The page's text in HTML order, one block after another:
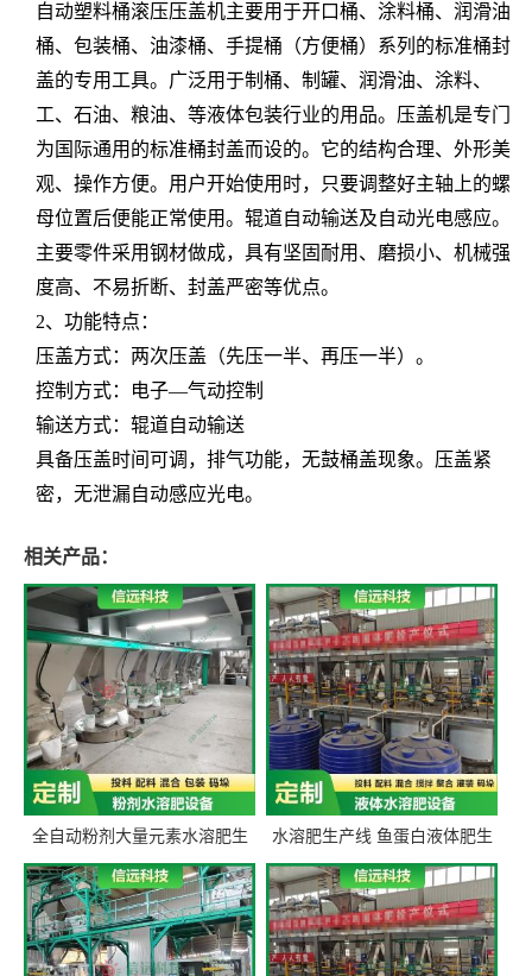
自动塑料桶滚压压盖机主要用于开口桶、涂料桶、润滑油
桶、包装桶、油漆桶、手提桶（方便桶）系列的标准桶封
盖的专用工具。广泛用于制桶、制罐、润滑油、涂料、
工、石油、粮油、等液体包装行业的用品。压盖机是专门
为国际通用的标准桶封盖而设的。它的结构合理、外形美
观、操作方便。用户开始使用时，只要调整好主轴上的螺
母位置后便能正常使用。辊道自动输送及自动光电感应。
主要零件采用钢材做成，具有坚固耐用、磨损小、机械强
度高、不易折断、封盖严密等优点。
2、功能特点：
压盖方式：两次压盖（先压一半、再压一半）。
控制方式：电子—气动控制
输送方式：辊道自动输送
具备压盖时间可调，排气功能，无鼓桶盖现象。压盖紧
密，无泄漏自动感应光电。
相关产品：
全自动粉剂大量元素水溶肥生
产设备 信远科技肥料生产设备
源头厂家
水溶肥生产线 鱼蛋白液体肥生
产设备 氨基酸液态肥全套设备